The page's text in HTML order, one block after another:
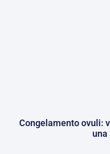
Congelamento ovuli:
una